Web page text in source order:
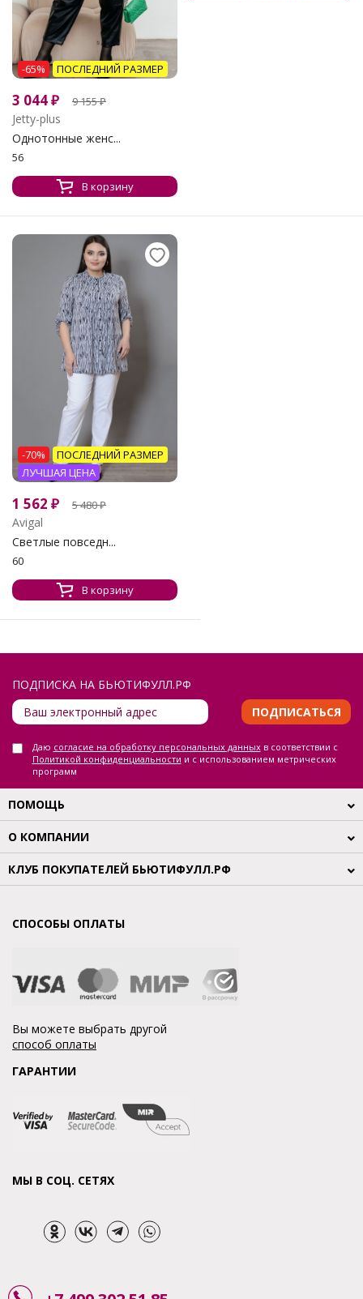
-65% ПОСЛЕДНИЙ РАЗМЕР
3 044₽ 9 155₽
Jetty-plus
Однотонные женс...
56
В корзину
-70%
ПОСЛЕДНИЙ РАЗМЕР
ЛУЧШАЯ ЦЕНА
1 562 ₽ 5 480₽
Avigal
Светлые повседн...
60
В корзину
ПОДПИСКА НА БЬЮТИФУЛЛ.РФ
ПОДПИСАТЬСЯ
Даю согласие на обработку персональных данныхв соответствии с
Политикой конфиденциальности и с использованием метрических
программ
ПОМОЩЬ
О КОМПАНИИ
КЛУБ ПОКУПАТЕЛЕЙ БЬЮТИФУЛЛ.РФ
СПОСОБЫ ОПЛАТЫ
Вы можете выбрать другой
способ оплаты
ГАРАНТИИ
МЫ В СОЦ. СЕТЯХ